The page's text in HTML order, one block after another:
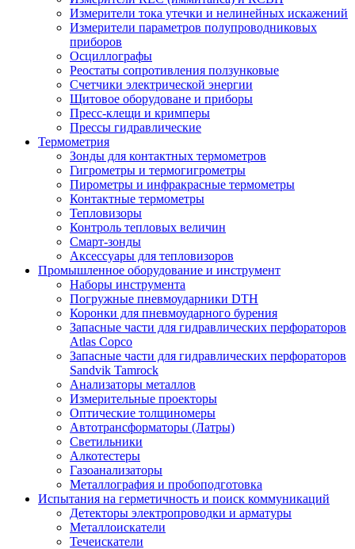
Измерители тока утечки и нелинейных искажений
Измерители параметров полупроводниковых
приборов
Осциллографы
Реостаты сопротивления ползунковые
Счетчики электрической энергии
Щитовое оборудоване и приборы
Пресс-клещи и кримперы
Прессы гидравлические
Термометрия
Зонды для контактных термометров
Гигрометры и термогигрометры
Пирометры и инфракрасные термометры
Контактные термометры
Тепловизоры
Контроль тепловых величин
Смарт-зонды
Аксессуары для тепловизоров
Промышленное оборудование и инструмент
Наборы инструмента
Погружные пневмоударники DTH
Коронки для пневмоударного бурения
Запасные части для гидравлических перфораторов
Atlas Copco
Запасные части для гидравлических перфораторов
Sandvik Tamrock
Анализаторы металлов
Измерительные проекторы
Оптические толщиномеры
Автотрансформаторы (Латры)
Светильники
Алкотестеры
Газоанализаторы
Металлография и пробоподготовка
Испытания на герметичность и поиск коммуникаций
Детекторы электропроводки и арматуры
Металлоискатели
Течеискатели